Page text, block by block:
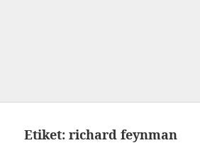
Etiket:richard feynman